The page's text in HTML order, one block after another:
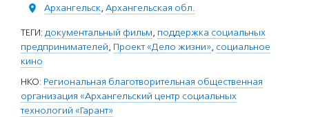
Архангельск, Архангельская обл.
ТЕГИ: документальный фильм, поддержка социальных
предпринимателей, Проект «Дело жизни», социальное
кино
НКО: Региональная благотворительная общественная
организация «Архангельский центр социальных
технологий «Гарант»